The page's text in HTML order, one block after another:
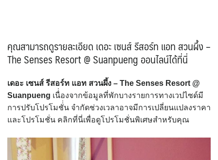
คุณสามารถดูรายละเอียด เดอะ เซนส์ รีสอร์ท แอท สวนผึ้ง –
The Senses Resort @ Suanpueng ออนไลน์ได้ที่นี่
เดอะ เซนส์ รีสอร์ท แอท สวนผึ้ง – The Senses Resort @
Suanpueng เนื่่องจากข้อมูลที่พักบางรายการทางเวปไซด์มี
การปรับโปรโมชั่่น จำกัดช่วงเวลาอาจมีการเปลี่ยนแปลงราคา
และโปรโมชั่น คลิกที่นี่เพื่อดูโปรโมชั่นพิเศษสำหรับคุณ